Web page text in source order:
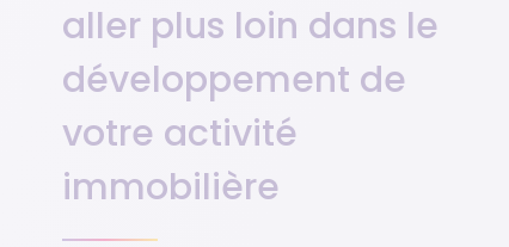
aller plus loin dans le
développement de
votre activité
immobilière